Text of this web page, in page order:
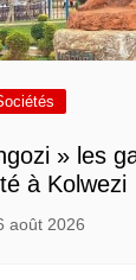
» les
à Kolwezi
août 2026